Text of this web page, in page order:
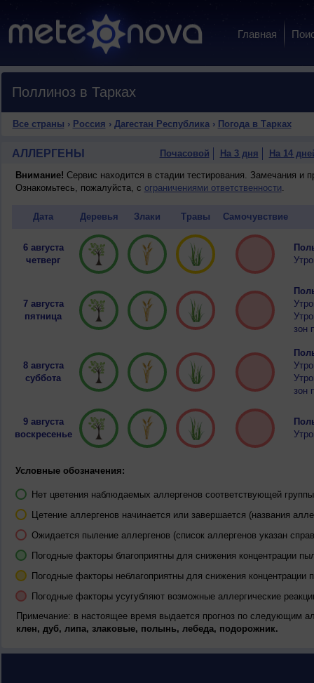
Главная
Поллиноз в Тарках
Все страны › Россия › Дагестан Республика› Погода в Тарках
АЛЛЕРГЕНЫ Почасовой На 3 дня На 14
Внимание! Сервис находится в стадии тестирования. Замечания и
Ознакомьтесь, пожалуйста, с ограничениями ответственности.
Дата Деревья Злаки Травы Самочувствие
6 августа
четверг
7 августа
пятница
зон
8 августа
суббота
зон
9 августа
воскресенье
Условные обозначения:
Нет цветения наблюдаемых аллергенов соответствующей
Цетение аллергенов начинается или завершается (названия
Ожидается пыление аллергенов (список аллергенов указан
Погодные факторы благоприятны для снижения концентрации
Погодные факторы неблагоприятны для снижения концентрации
Погодные факторы усугубляют возможные аллергические
Примечание: в настоящее время выдается прогноз по следующим
клен, дуб, липа, злаковые, полынь, лебеда, подорожник.